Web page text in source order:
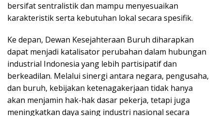
bersifat sentralistik dan mampu menyesuaikan
karakteristik serta kebutuhan lokal secara spesifik.
Ke depan, Dewan Kesejahteraan Buruh diharapkan
dapat menjadi katalisator perubahan dalam hubungan
industrial Indonesia yang lebih partisipatif dan
berkeadilan. Melalui sinergi antara negara, pengusaha,
dan buruh, kebijakan ketenagakerjaan tidak hanya
akan menjamin hak-hak dasar pekerja, tetapi juga
meningkatkan daya saing industri nasional secara